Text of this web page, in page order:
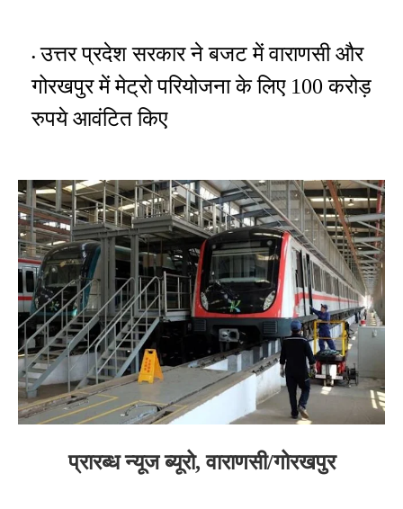
उत्तर प्रदेश सरकार ने बजट में वाराणसी और
गोरखपुर में मेट्रो परियोजना के लिए 100 करोड़
रुपये आवंटित किए
प्रारब्ध न्यूज ब्यूरो, वाराणसी/गोरखपुर